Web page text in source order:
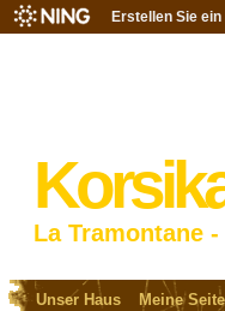
Erstellen Sie
La Tramontane
Unser Haus Meine Seite